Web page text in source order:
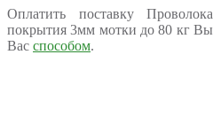
Оплатить поставку
покрытия 3мм мотки до 80 кг
Вас способом.